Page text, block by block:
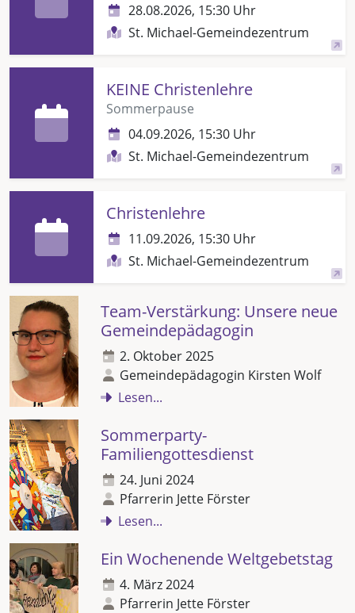
28.08.2026, 15:30 Uhr
St. Michael-Gemeindezentrum
KEINE Christenlehre
Sommerpause
04.09.2026, 15:30 Uhr
St. Michael-Gemeindezentrum
Christenlehre
11.09.2026, 15:30 Uhr
St. Michael-Gemeindezentrum
Team-Verstärkung: Unsere neue
Gemeindepädagogin
2. Oktober 2025
Gemeindepädagogin Kirsten Wolf
Lesen...
Sommerparty-
Familiengottesdienst
24. Juni 2024
Pfarrerin Jette Förster
Lesen...
Ein Wochenende Weltgebetstag
4. März 2024
Pfarrerin Jette Förster